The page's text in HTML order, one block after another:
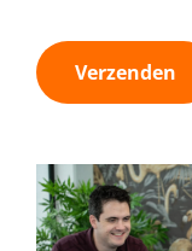
Verzenden